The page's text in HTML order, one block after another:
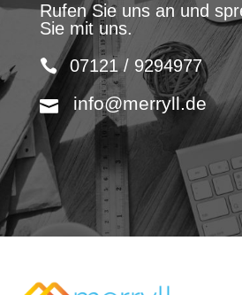
Rufen Sie uns an und
Sie mit uns.
07121 / 9294977
info@merryll.de